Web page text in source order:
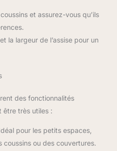
et assurez-vous qu’ils
la largeur de l’assise pour un
des fonctionnalités
être très utiles :
pour les petits espaces,
ou des couvertures.